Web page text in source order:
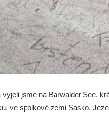
jsme na Bärwalder See,
ve spolkové zemi Sasko.